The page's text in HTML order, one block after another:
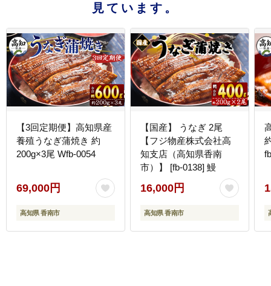
見ています。
【3回定期便】高知県産
養殖うなぎ蒲焼き 約
200g×3尾 Wfb-0054
69,000円
高知県 香南市
【国産】 うなぎ 2尾
【フジ物産株式会社高
知支店（高知県香南
市）】 [fb-0138] 鰻
16,000円
高知県 香南市